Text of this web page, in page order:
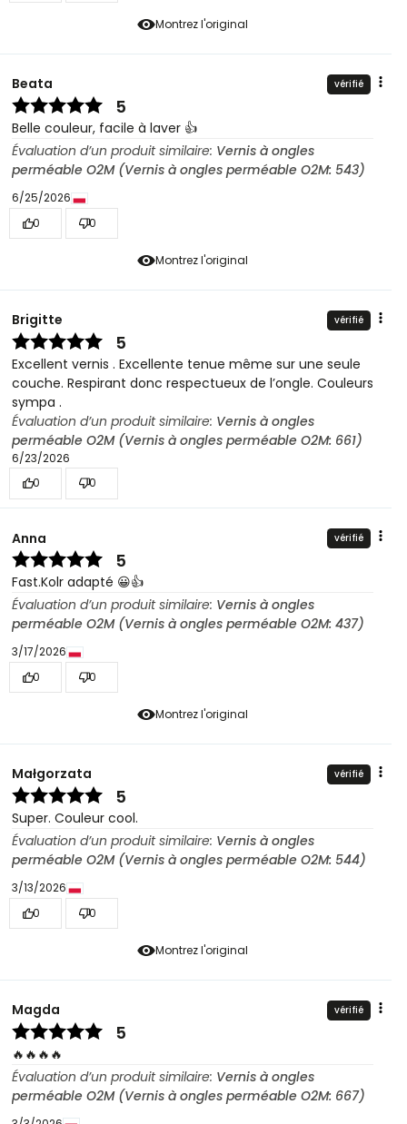
Montrez l'original
Montrez l'original
Beata vérifié
5
Belle couleur, facile à laver 👍️
Évaluation d’un produit similaire: Vernis à ongles
perméable O2M (Vernis à ongles perméable O2M: 543)
6/25/2026
0
0
Brigitte vérifié
5
Excellent vernis . Excellente tenue même sur une seule
couche. Respirant donc respectueux de l’ongle. Couleurs
sympa .
Évaluation d’un produit similaire: Vernis à ongles
perméable O2M (Vernis à ongles perméable O2M: 661)
6/23/2026
0
0
Montrez l'original
Anna vérifié
5
Fast.Kolr adapté 😀👍️
Évaluation d’un produit similaire: Vernis à ongles
perméable O2M (Vernis à ongles perméable O2M: 437)
3/17/2026
0
0
Montrez l'original
Małgorzata vérifié
5
Super. Couleur cool.
Évaluation d’un produit similaire: Vernis à ongles
perméable O2M (Vernis à ongles perméable O2M: 544)
3/13/2026
0
0
Magda vérifié
5
🔥🔥🔥🔥
Évaluation d’un produit similaire: Vernis à ongles
perméable O2M (Vernis à ongles perméable O2M: 667)